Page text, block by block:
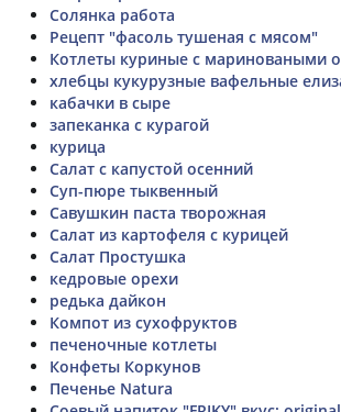
Солянка работа
Рецепт "фасоль тушеная с мясом"
Котлеты куриные с мариноваными
хлебцы кукурузные вафельные
кабачки в сыре
запеканка с курагой
курица
Салат с капустой осенний
Суп-пюре тыквенный
Савушкин паста творожная
Салат из картофеля с курицей
Салат Простушка
кедровые орехи
редька дайкон
Компот из сухофруктов
печеночные котлеты
Конфеты Коркунов
Печенье Natura